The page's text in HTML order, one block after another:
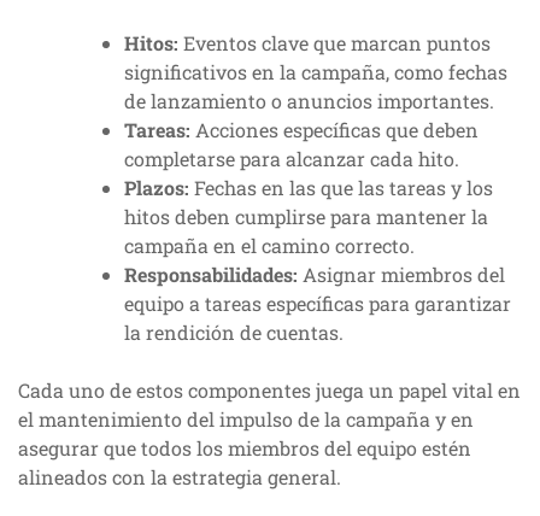
Hitos: Eventos clave que marcan puntos
significativos en la campaña, como fechas
de lanzamiento o anuncios importantes.
Tareas: Acciones específicas que deben
completarse para alcanzar cada hito.
Plazos: Fechas en las que las tareas y los
hitos deben cumplirse para mantener la
campaña en el camino correcto.
Responsabilidades: Asignar miembros del
equipo a tareas específicas para garantizar
la rendición de cuentas.
Cada uno de estos componentes juega un papel vital en
el mantenimiento del impulso de la campaña y en
asegurar que todos los miembros del equipo estén
alineados con la estrategia general.